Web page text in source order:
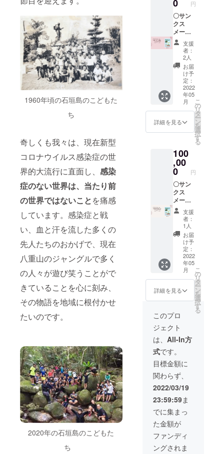
1960年頃の石垣島のこどもた
ち
奇しくも我々は、現在新型
コロナウイルス感染症の世
界的大流行に直面し、 感染
症のない世界は、当たり前
の世界ではないことを痛感
しています。感染症と戦
い、血と汗を流した多くの
先人たちのおかげで、現在
八重山のジャングルで多く
の人々が遊び笑うことがで
きていることを心に刻み、
その物語を地域に根付かせ
たいのです。
2020年の石垣島のこどもた
ち
に郵送
いたし
ます。
なお、
掲載の
写真・
図版・
文章の
無断転
載は固
くお断
りいた
しま
す。
文章の
無断転
載は固
くお断
りいた
しま
す。
0 円
〇サン
クス
メール
〇絵本
「八重
山のマ
ラリ
ア」(仮
題）
B5版
24P カ
ラー 八
重山の
マラリ
アの歴
史の絵
ラリア
と闘っ
た人々
に焦点
を当て
なが
ら、感
染症の
ない世
界へ向
けて一
人一人
が何を
すべき
かを問
いま
す。今
だから
伝えた
い、こ
どもた
ちへの
メッ
セージ
5月に郵
送いた
しま
す。 な
お、掲
載の写
真・図
版・文
章の無
断転載
は固く
お断り
いたし
ます。
支援
者：
2人
お届
け予
定：
2022
年05
月
詳細を見る
こ
の
リ
タ
ー
ン
を
選
択
す
る
100
,00
0 円
〇サン
クス
メール
〇絵本
「八重
山のマ
ラリ
ア」
（仮
題）
PDF
データ
PDF
データ
の転用
ならび
に掲載
の写
真・図
版・文
章の無
断転載
は固く
お断り
いたし
ます。
支援
者：
1人
お届
け予
定：
2022
年05
月
詳細を見る
こ
の
リ
タ
ー
ン
を
選
択
す
る
このプロ
ジェクト
は、 All-In方
式です。
目標金額に
関わらず、
2022/03/19
23:59:59ま
でに集まっ
た金額が
ファンディ
ングされま